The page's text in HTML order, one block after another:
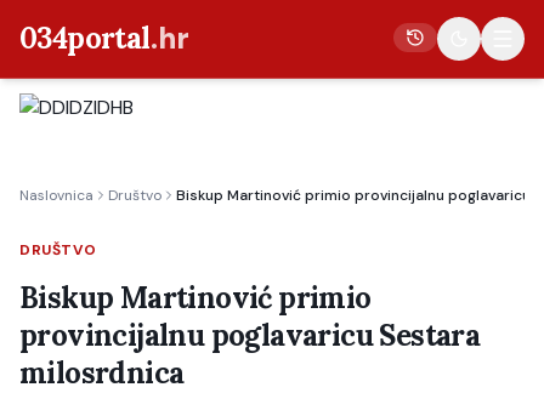
034portal.hr
Crna kronika
Poljoprivreda
Politika
Gospodarstvo
Život
Naslovnica Društvo Biskup Martinović primio provincijalnu poglavaricu
DRUŠTVO
Biskup Martinović primio
provincijalnu poglavaricu Sestara
milosrdnica